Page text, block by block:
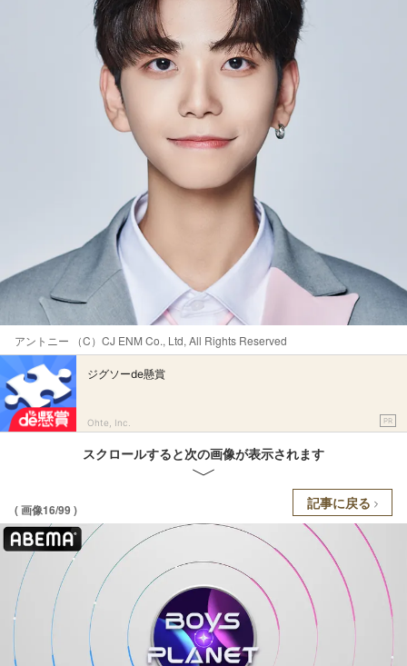
アントニー （C）CJ ENM Co., Ltd, All Rights Reserved
ジグソーde懸賞
Ohte, Inc. PR
スクロールすると次の画像が表示されます
( 画像16/99 ) 記事に戻る